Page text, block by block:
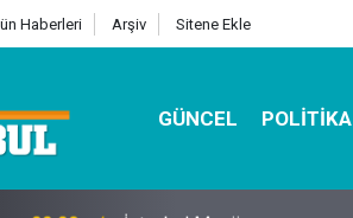
Haberleri Arşiv Sitene Ekle
GÜNCEL POLITIKA